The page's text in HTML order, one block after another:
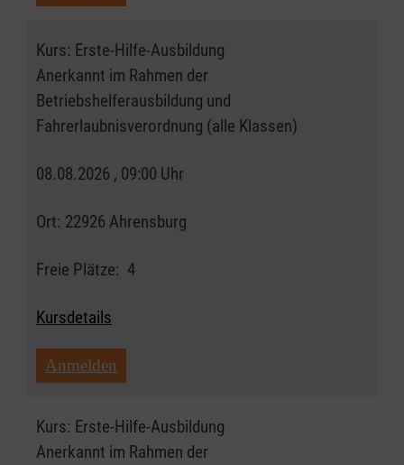
Kurs: Erste-Hilfe-Ausbildung
Anerkannt im Rahmen der
Betriebshelferausbildung und
Fahrerlaubnisverordnung (alle Klassen)
08.08.2026 , 09:00 Uhr
Ort: 22926 Ahrensburg
Freie Plätze: 4
Kursdetails
Anmelden
Kurs: Erste-Hilfe-Ausbildung
Anerkannt im Rahmen der